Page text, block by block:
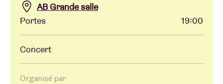
Chèque-concert
À propos de l'AB
Contact
AB Grande salle
Portes
19:00
Concert
Organisé par